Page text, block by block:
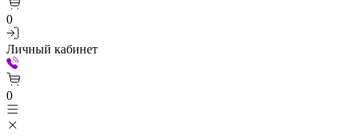
0
Личный кабинет
0